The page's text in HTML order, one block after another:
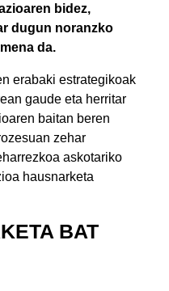
bidez,
dugun noranzko
da.
erabaki estrategikoak
gaude eta herritar
baitan beren
zehar
askotariko
hausnarketa
BAT